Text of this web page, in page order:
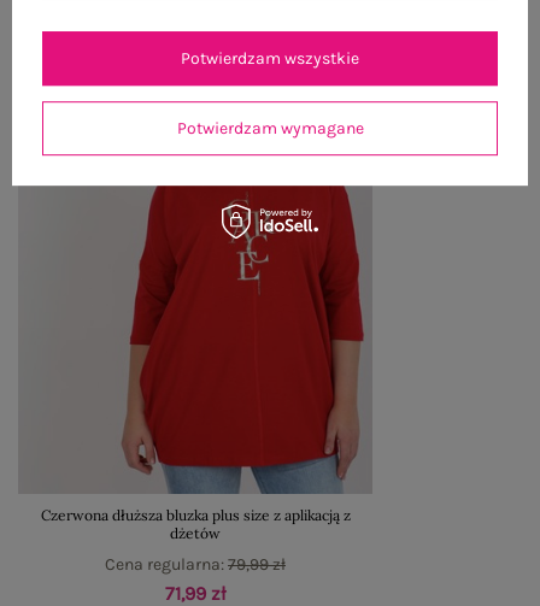
Czerwona dłuższa bluzka plus size z aplikacją z
dżetów
71,99 zł
Cena regularna:79,99 zł
Potwierdzam wymagane
Potwierdzam wszystkie